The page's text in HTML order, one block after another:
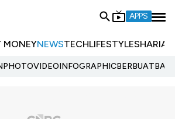
APPS
MONEYNEWSTECHLIFESTYLESHARIA
PHOTOVIDEOINFOGRAPHIC